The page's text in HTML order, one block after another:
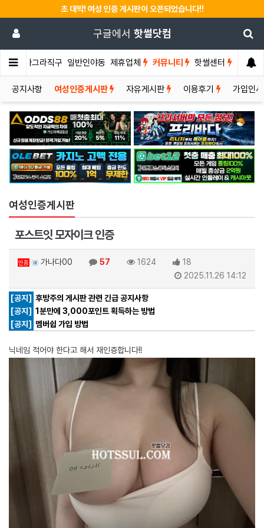
초 대박! 여성 인증 게시판이 오픈되었습니다!!
구글에서 핫썰닷컴
비아그라직구 일반인야동 제휴업체 커뮤니티 핫썰센터
공지사항 여성인증게시판 자유게시판 이용후기 가입인
여성인증게시판
포스트잇 모자이크 인증
인증 가나다00 57 1624
18
2025.11.26 14:12
[공지] 후방주의 게시판 관련 긴급 공지사항
[공지] 1분만에 3,000포인트 획득하는 방법
[공지]
멤버쉽 가입 방법
닉네임 적어야 한다고 해서 재인증합니다!!